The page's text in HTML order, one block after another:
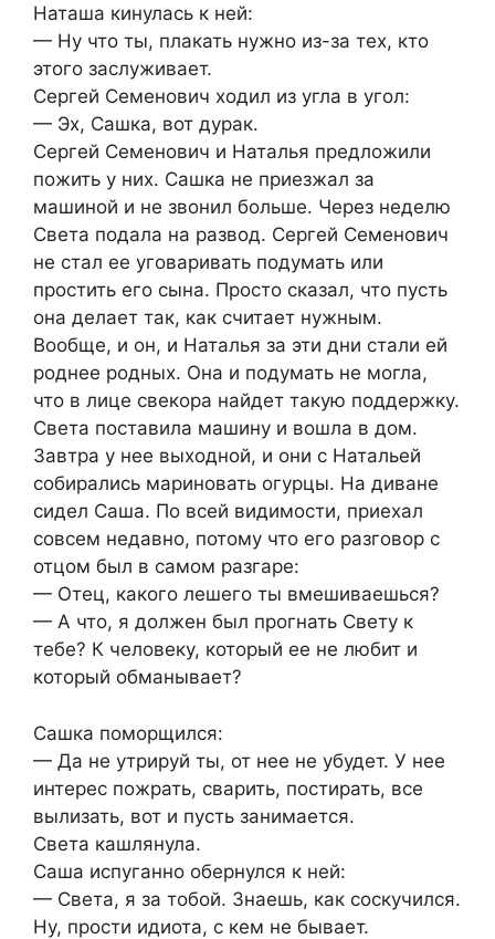
Наташа кинулась к ней:
— Ну что ты, плакать нужно из-за тех, кто
этого заслуживает.
Сергей Семенович ходил из угла в угол:
— Эх, Сашка, вот дурак.
Сергей Семенович и Наталья предложили
пожить у них. Сашка не приезжал за
машиной и не звонил больше. Через неделю
Света подала на развод. Сергей Семенович
не стал ее уговаривать подумать или
простить его сына. Просто сказал, что пусть
она делает так, как считает нужным.
Вообще, и он, и Наталья за эти дни стали ей
роднее родных. Она и подумать не могла,
что в лице свекора найдет такую поддержку.
Света поставила машину и вошла в дом.
Завтра у нее выходной, и они с Натальей
собирались мариновать огурцы. На диване
сидел Саша. По всей видимости, приехал
совсем недавно, потому что его разговор с
отцом был в самом разгаре:
— Отец, какого лешего ты вмешиваешься?
— А что, я должен был прогнать Свету к
тебе? К человеку, который ее не любит и
который обманывает?
Сашка поморщился:
— Да не утрируй ты, от нее не убудет. У нее
интерес пожрать, сварить, постирать, все
вылизать, вот и пусть занимается.
Света кашлянула.
Саша испуганно обернулся к ней:
— Света, я за тобой. Знаешь, как соскучился.
Ну, прости идиота, с кем не бывает.